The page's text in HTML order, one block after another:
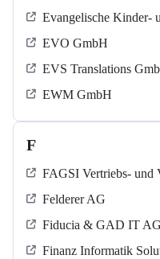
Evangelische Kinder-
EVO GmbH
EVS Translations
EWM GmbH
F
FAGSI Vertriebs- und
Felderer AG
Fiducia & GAD IT AG
Finanz Informatik